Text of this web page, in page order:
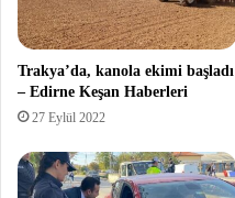
Trakya’da, kanola ekimi başladı
– Edirne Keşan Haberleri
27 Eylül 2022